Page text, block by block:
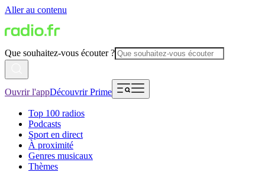
Aller au contenu
Que souhaitez-vous écouter ?
Ouvrir l'appDécouvrir Prime
Top 100 radios
Podcasts
Sport en direct
À proximité
Genres musicaux
Thèmes